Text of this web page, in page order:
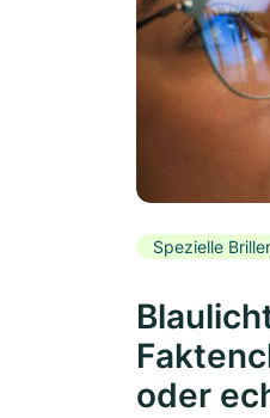
Spezielle
oder